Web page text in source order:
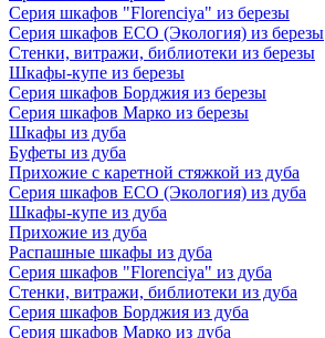
Серия шкафов "Florenciya" из березы
Серия шкафов ECO (Экология) из березы
Стенки, витражи, библиотеки из березы
Шкафы-купе из березы
Серия шкафов Борджия из березы
Серия шкафов Марко из березы
Шкафы из дуба
Буфеты из дуба
Прихожие с каретной стяжкой из дуба
Серия шкафов ECO (Экология) из дуба
Шкафы-купе из дуба
Прихожие из дуба
Распашные шкафы из дуба
Серия шкафов "Florenciya" из дуба
Стенки, витражи, библиотеки из дуба
Серия шкафов Борджия из дуба
Серия шкафов Марко из дуба